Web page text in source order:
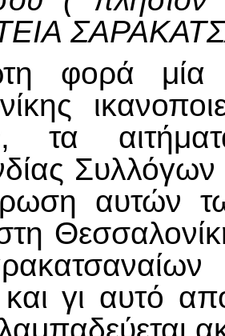
φορά
τα
αυτών
στη
γι αυτό